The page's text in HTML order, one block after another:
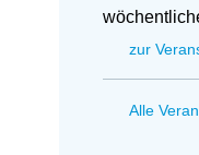
zur
Alle